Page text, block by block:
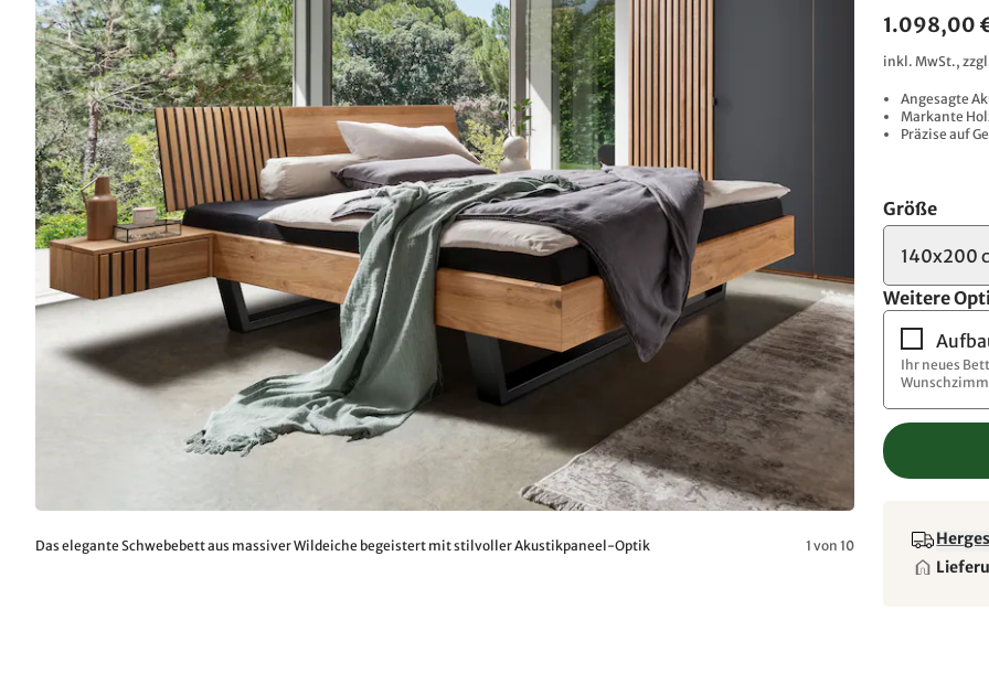
Das elegante Schwebebett aus massiver Wildeiche begeistert mit stilvoller Akustikpaneel-Optik 1 von 10
1.098,00
inkl. MwSt.,
Angesagte
Markante
Präzise auf
Größe
140x200
Weitere
Ihr neues